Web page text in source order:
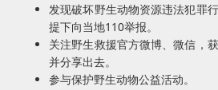
发现破坏野生动物资源违法犯罪
提下向当地110举报。
关注野生救援官方微博、微信，
并分享出去。
参与保护野生动物公益活动。